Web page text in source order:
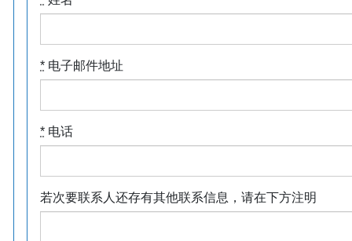
* 电子邮件地址
* 电话
若次要联系人还存有其他联系信息，请在下方注明